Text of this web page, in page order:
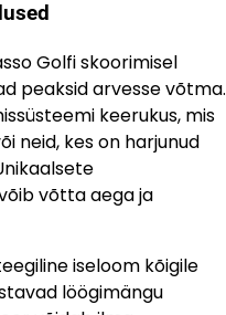
Golfi skoorimisel
peaksid arvesse võtma.
keerukus, mis
neid, kes on harjunud
võtta aega ja
iseloom kõigile
löögimängu